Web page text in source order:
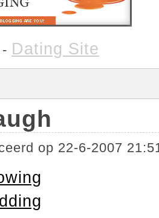
- Dating Site
op 22-6-2007